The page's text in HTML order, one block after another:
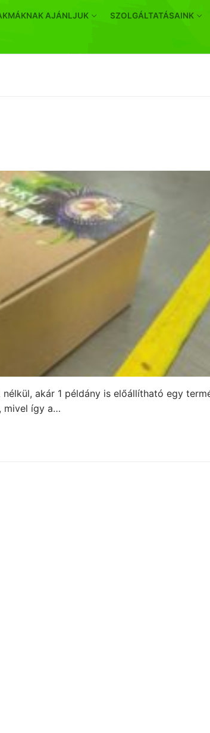
AJÁNLJUK SZOLGÁLTATÁSAINK
akár 1 példány is előállítható egy
mivel így a…